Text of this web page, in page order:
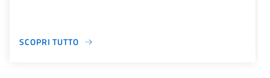
SCOPRI TUTTO